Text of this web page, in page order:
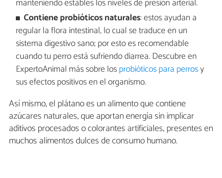
manteniendo estables los niveles de presión arterial.
Contiene probióticos naturales: estos ayudan a
regular la flora intestinal, lo cual se traduce en un
sistema digestivo sano; por esto es recomendable
cuando tu perro está sufriendo diarrea. Descubre en
ExpertoAnimal más sobre losprobióticos para perrosy
sus efectos positivos en el organismo.
Así mismo, el plátano es un alimento que contiene
azúcares naturales, que aportan energía sin implicar
aditivos procesados o colorantes artificiales, presentes en
muchos alimentos dulces de consumo humano.